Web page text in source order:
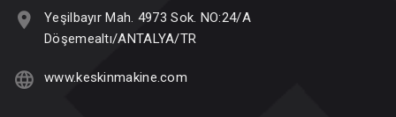
Yeşilbayır Mah. 4973 Sok. NO:24/A
Döşemealtı/ANTALYA/TR
www.keskinmakine.com